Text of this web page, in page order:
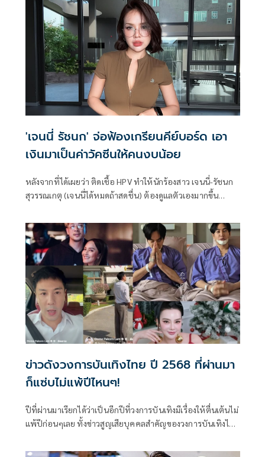
'เจนนี่ รัชนก' จ่อฟ้องเกรียนคีย์บอร์ด เอา
เงินมาเป็นค่าวัคซีนให้คนงบน้อย
หลังจากที่ได้เผยว่า ติดเชื้อ HPV ทำให้นักร้องสาว เจนนี่-รัชนก
สุวรรณเกตุ (เจนนี่ได้หมดถ้าสดชื่น) ต้องดูแลตัวเองมากขึ้น
ตัวได้โพสต์เตือนสาวๆอย่าลืมดูแลตัวเอง พร้อมเตรียมตัวฟ้อง
ทุกคอมเมนต์ที่ก่อให้เกิดความเสียหาย และเอาเงินมาให้คนที่
ไม่มีเงินฉีดวัคซีน
ข่าวดังวงการบันเทิงไทย ปี 2568 ที่ผ่านมา
ก็แซ่บไม่แพ้ปีไหนๆ!
ปีที่ผ่านมาเรียกได้ว่าเป็นอีกปีที่วงการบันเทิงมีเรื่องให้ตื่นเต้นไม่
แพ้ปีก่อนๆเลย ทั้งข่าวสูญเสียบุคคลสำคัญของวงการบันเทิงไทย
เพื่อน และเทศกาลเจนนี่ที่เหล่าคนดังและอินฟลูฯต่างก็ตบเท้า